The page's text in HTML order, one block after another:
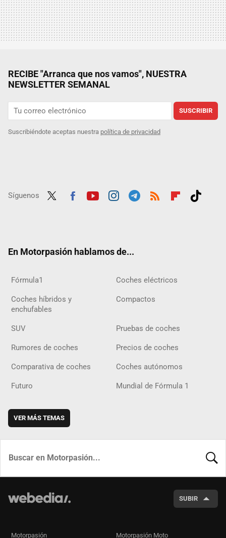
RECIBE "Arranca que nos vamos", NUESTRA
NEWSLETTER SEMANAL
SUSCRIBIR
Suscribiéndote aceptas nuestra política de privacidad
Síguenos
En Motorpasión hablamos de...
Fórmula1 Coches eléctricos
Coches híbridos y
enchufables
Compactos
SUV Pruebas de coches
Rumores de coches Precios de coches
Comparativa de coches Coches autónomos
Futuro Mundial de Fórmula 1
VER MÁS TEMAS
SUBIR
Motorpasión Motorpasión Moto